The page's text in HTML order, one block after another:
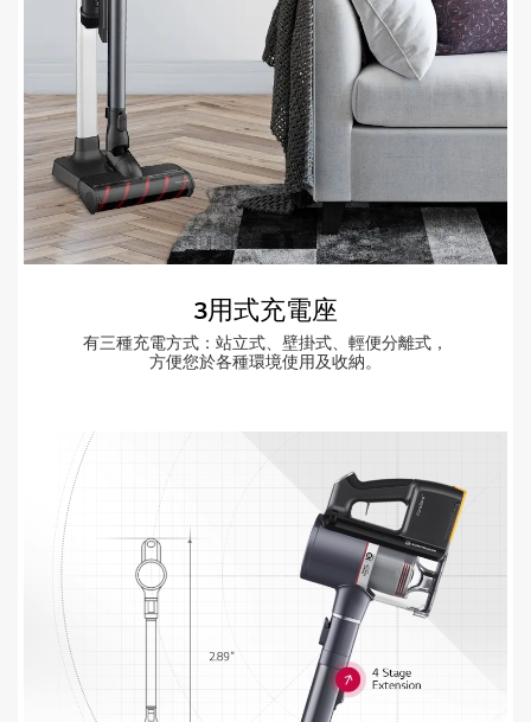
3用式充電座
有三種充電方式：站立式、壁掛式、輕便分離式，
方便您於各種環境使用及收納。